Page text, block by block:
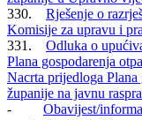
330. Rješenje o
Komisije za upravu i
331. Odluka o
Plana gospodarenja
Nacrta prijedloga Plana
županije na javnu
- Obavijest/